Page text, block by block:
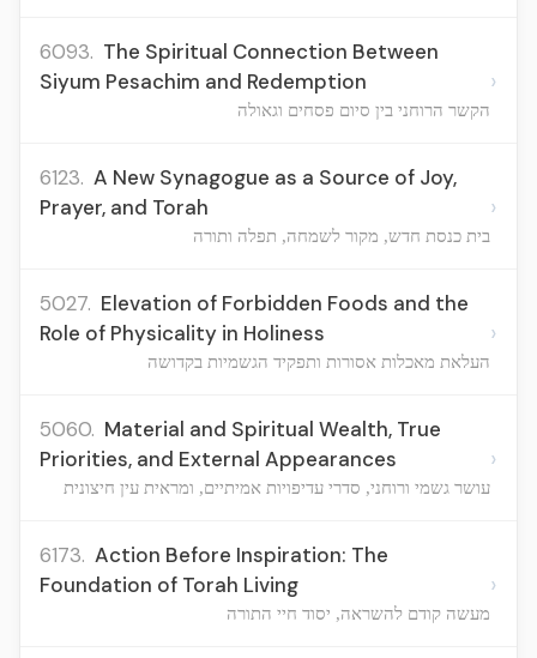
6093. The Spiritual Connection Between
Siyum Pesachim and Redemption
הקשר הרוחני בין סיום פסחים וגאולה
›
6123. A New Synagogue as a Source of Joy,
Prayer, and Torah
בית כנסת חדש, מקור לשמחה, תפלה ותורה
›
5027. Elevation of Forbidden Foods and the
Role of Physicality in Holiness
העלאת מאכלות אסורות ותפקיד הגשמיות בקדושה
›
5060. Material and Spiritual Wealth, True
Priorities, and External Appearances
עושר גשמי ורוחני, סדרי עדיפויות אמיתיים, ומראית עין חיצונית
›
6173. Action Before Inspiration: The
Foundation of Torah Living
מעשה קודם להשראה, יסוד חיי התורה
›